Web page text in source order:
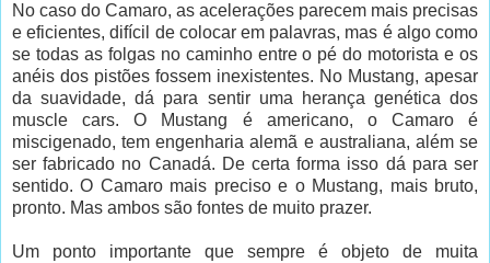
No caso do Camaro, as acelerações parecem mais precisas
e eficientes, difícil de colocar em palavras, mas é algo como
se todas as folgas no caminho entre o pé do motorista e os
anéis dos pistões fossem inexistentes. No Mustang, apesar
da suavidade, dá para sentir uma herança genética dos
muscle cars. O Mustang é americano, o Camaro é
miscigenado, tem engenharia alemã e australiana, além se
ser fabricado no Canadá. De certa forma isso dá para ser
sentido. O Camaro mais preciso e o Mustang, mais bruto,
pronto. Mas ambos são fontes de muito prazer.
Um ponto importante que sempre é objeto de muita